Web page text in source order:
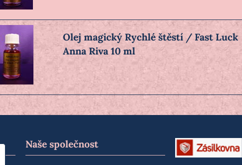
Olej magický Rychlé štěstí / Fast Luck
Anna Riva 10 ml
Naše společnost